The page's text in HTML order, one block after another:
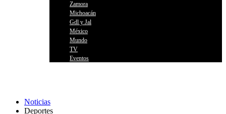
Zamora
Michoacán
Gdl y Jal
México
Mundo
TV
Eventos
Noticias
Deportes